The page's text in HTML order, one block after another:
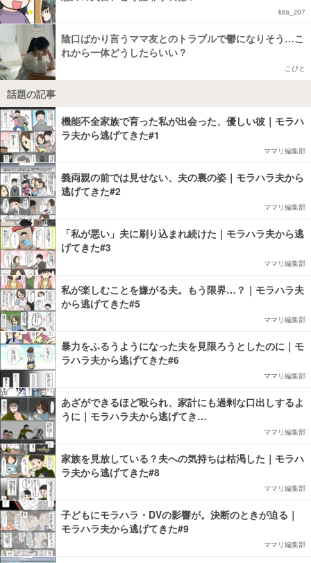
kira_z07
陰口ばかり言うママ友とのトラブルで鬱になりそう…こ
れから一体どうしたらいい？
こびと
話題の記事
機能不全家族で育った私が出会った、優しい彼｜モラハ
ラ夫から逃げてきた#1
ママリ編集部
義両親の前では見せない、夫の裏の姿｜モラハラ夫から
逃げてきた#2
ママリ編集部
「私が悪い」夫に刷り込まれ続けた｜モラハラ夫から逃
げてきた#3
ママリ編集部
私が楽しむことを嫌がる夫。もう限界…？｜モラハラ夫
から逃げてきた#5
ママリ編集部
暴力をふるうようになった夫を見限ろうとしたのに｜モ
ラハラ夫から逃げてきた#6
ママリ編集部
あざができるほど殴られ、家計にも過剰な口出しするよ
うに｜モラハラ夫から逃げてき…
ママリ編集部
家族を見放している？夫への気持ちは枯渇した｜モラハ
ラ夫から逃げてきた#8
ママリ編集部
子どもにモラハラ・DVの影響が。決断のときが迫る｜
モラハラ夫から逃げてきた#9
ママリ編集部